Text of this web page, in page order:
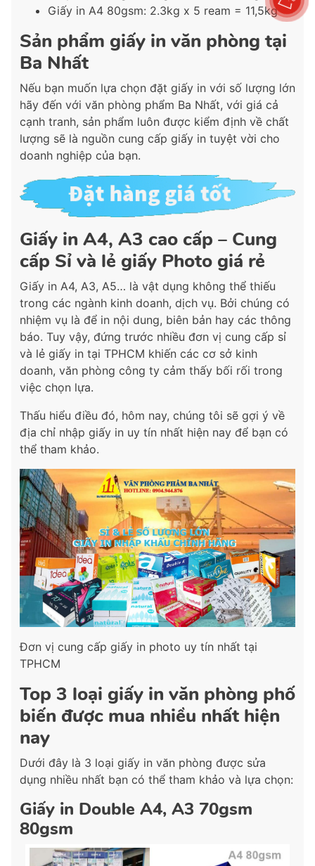
Giấy in A4 80gsm: 2.3kg x 5 ream = 11,5kg
Sản phẩm giấy in văn phòng tại
Ba Nhất
Nếu bạn muốn lựa chọn đặt giấy in với số lượng lớn
hãy đến với văn phòng phẩm Ba Nhất, với giá cả
cạnh tranh, sản phẩm luôn được kiểm định về chất
lượng sẽ là nguồn cung cấp giấy in tuyệt vời cho
doanh nghiệp của bạn.
Giấy in A4, A3 cao cấp – Cung
cấp Sỉ và lẻ giấy Photo giá rẻ
Giấy in A4, A3, A5… là vật dụng không thể thiếu
trong các ngành kinh doanh, dịch vụ. Bởi chúng có
nhiệm vụ là để in nội dung, biên bản hay các thông
báo. Tuy vậy, đứng trước nhiều đơn vị cung cấp sỉ
và lẻ giấy in tại TPHCM khiến các cơ sở kinh
doanh, văn phòng công ty cảm thấy bối rối trong
việc chọn lựa.
Thấu hiểu điều đó, hôm nay, chúng tôi sẽ gợi ý về
địa chỉ nhập giấy in uy tín nhất hiện nay để bạn có
thể tham khảo.
Đơn vị cung cấp giấy in photo uy tín nhất tại
TPHCM
Top 3 loại giấy in văn phòng phố
biến được mua nhiều nhất hiện
nay
Dưới đây là 3 loại giấy in văn phòng được sửa
dụng nhiều nhất bạn có thể tham khảo và lựa chọn:
Giấy in Double A4, A3 70gsm
80gsm